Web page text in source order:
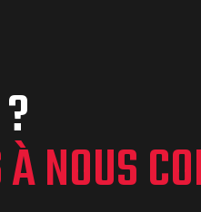
NOUS